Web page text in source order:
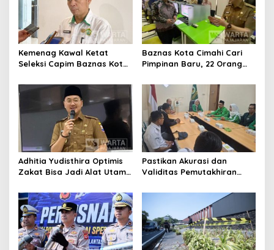
Kemenag Kawal Ketat
Seleksi Capim Baznas Kota
Komisioner Baznas
Berintegritas
Baznas Kota Cimahi Cari
Pimpinan Baru, 22 Orang
Adhitia Yudisthira Optimis
Zakat Bisa Jadi Alat Utama
Kota Cimahi
Pastikan Akurasi dan
Validitas Pemutakhiran
Cimahi Lakukan